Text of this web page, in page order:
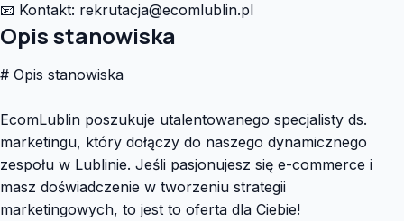
📧 Kontakt: rekrutacja@ecomlublin.pl
Opis stanowiska
# Opis stanowiska
EcomLublin poszukuje utalentowanego specjalisty ds.
marketingu, który dołączy do naszego dynamicznego
zespołu w Lublinie. Jeśli pasjonujesz się e-commerce i
masz doświadczenie w tworzeniu strategii
marketingowych, to jest to oferta dla Ciebie!